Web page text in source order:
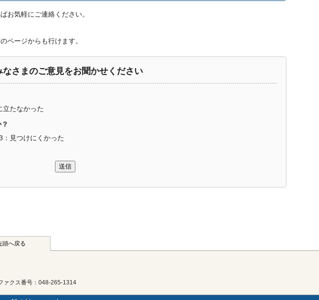
お気軽にご連絡ください。
ページからも行けます。
さまのご意見をお聞かせください
立たなかった
：見つけにくかった
送信
頭へ戻る
ァクス番号：048-265-1314